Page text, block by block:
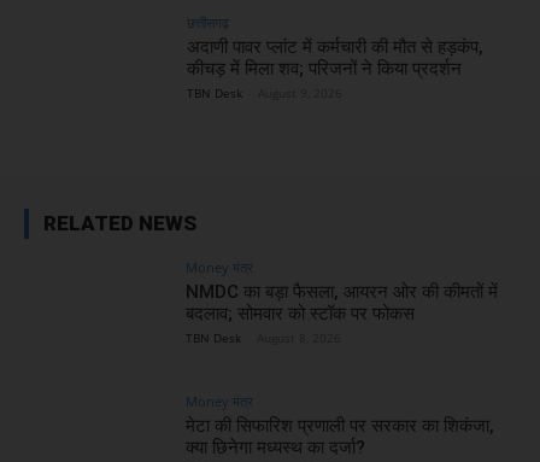
छत्तीसगढ़
अदाणी पावर प्लांट में कर्मचारी की मौत से हड़कंप,
कीचड़ में मिला शव; परिजनों ने किया प्रदर्शन
TBN Desk
RELATED NEWS
Money मंत्र
NMDC का बड़ा फैसला, आयरन ओर की कीमतों में
बदलाव; सोमवार को स्टॉक पर फोकस
TBN Desk
Money मंत्र
मेटा की सिफारिश प्रणाली पर सरकार का शिकंजा,
क्या छिनेगा मध्यस्थ का दर्जा?